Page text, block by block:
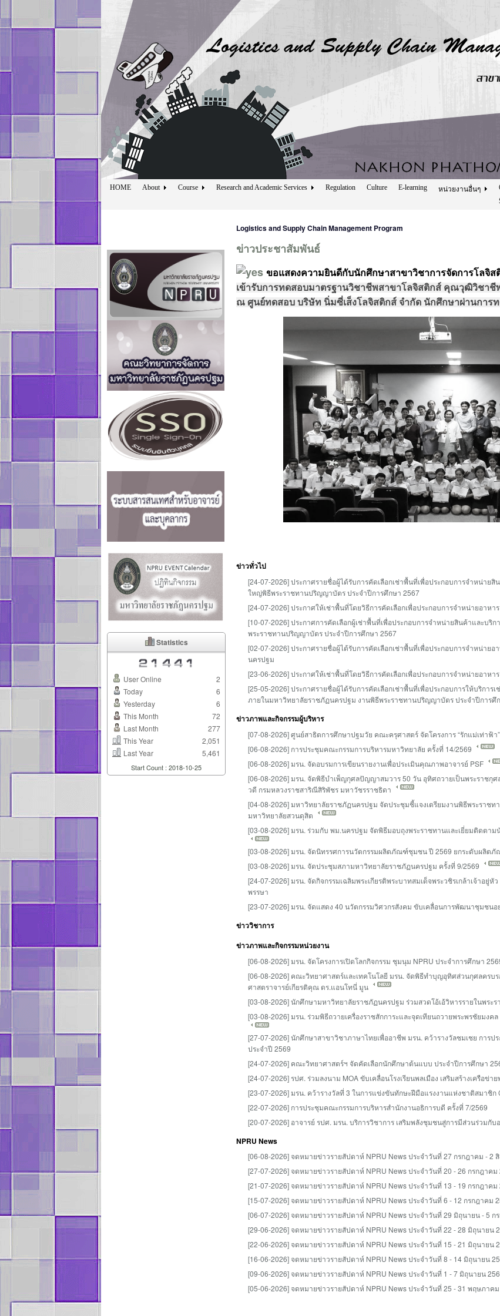
HOME About Course Research and Academic Services Regulation Culture E-learning หน่วยงานอื่นๆ
Statistics
User Online
2
Today
6
Yesterday
6
This Month
72
Last Month
277
This Year
2,051
Last Year
5,461
Start Count : 2018-10-25
Logistics and Supply Chain Management Program
ข่าวประชาสัมพันธ์
ขอแสดงความยินดีกับนักศึกษาสาขาวิชาการจัดการโลจิส
เข้ารับการทดสอบมาตรฐานวิชาชีพสาขาโลจิสติกส์ คุณวุฒิวิชา
ณ ศูนย์ทดสอบ บริษัท นิ่มซี่เส็งโลจิสติกส์ จำกัด นักศึกษาผ่านการ
ข่าวทั่วไป
[24-07-2026] ประกาศรายชื่อผู้ได้รับการคัดเลือกเช่าพื้นที่เพื่อประกอบการจำหน่า
ใหญ่พิธีพระราชทานปริญญาบัตร ประจำปีการศึกษา 2567
[24-07-2026] ประกาศให้เช่าพื้นที่โดยวิธีการคัดเลือกเพื่อประกอบการจำหน่ายอา
[10-07-2026] ประกาศการคัดเลือกผู้เช่าพื้นที่เพื่อประกอบการจำหน่ายสินค้าและบ
พระราชทานปริญญาบัตร ประจำปีการศึกษา 2567
[02-07-2026] ประกาศรายชื่อผู้ได้รับการคัดเลือกเช่าพื้นที่เพื่อประกอบการจำหน่าย
นครปฐม
[23-06-2026] ประกาศให้เช่าพื้นที่โดยวิธีการคัดเลือกเพื่อประกอบการจำหน่ายอา
[25-05-2026] ประกาศรายชื่อผู้ได้รับการคัดเลือกเช่าพื้นที่เพื่อประกอบการให้บริก
ภายในมหาวิทยาลัยราชภัฏนครปฐม งานพิธีพระราชทานปริญญาบัตร ประจำปีการศึ
ข่าวภาพและกิจกรรมผู้บริหาร
[07-08-2026] ศูนย์สาธิตการศึกษาปฐมวัย คณะครุศาสตร์ จัดโครงการ “รักแม่เท่าฟ้
[06-08-2026] การประชุมคณะกรรมการบริหารมหาวิทยาลัย ครั้งที่ 14/2569
[06-08-2026] มรน. จัดอบรมการเขียนรายงานเพื่อประเมินคุณภาพอาจารย์ PSF
[06-08-2026] มรน. จัดพิธีบำเพ็ญกุศลปัญญาสมวาร 50 วัน อุทิศถวายเป็นพระราชกุศ
วดี กรมหลวงราชสาริณีสิริพัชร มหาวัชรราชธิดา
[04-08-2026] มหาวิทยาลัยราชภัฏนครปฐม จัดประชุมชี้แจงเตรียมงานพิธีพระราช
มหาวิทยาลัยสวนดุสิต
[03-08-2026] มรน. ร่วมกับ พม.นครปฐม จัดพิธีมอบถุงพระราชทานและเยี่ยมติดตาม
[03-08-2026] มรน. จัดนิทรรศการนวัตกรรมผลิตภัณฑ์ชุมชน ปี 2569 ยกระดับผลิต
[03-08-2026] มรน. จัดประชุมสภามหาวิทยาลัยราชภัฏนครปฐม ครั้งที่ 9/2569
[24-07-2026] มรน. จัดกิจกรรมเฉลิมพระเกียรติพระบาทสมเด็จพระวชิรเกล้าเจ้าอยู่
พรรษา
[23-07-2026] มรน. จัดแสดง 40 นวัตกรรมวิศวกรสังคม ขับเคลื่อนการพัฒนาชุมชนอ
ข่าววิชาการ
ข่าวภาพและกิจกรรมหน่วยงาน
[06-08-2026] มรน. จัดโครงการเปิดโลกกิจกรรม ชุมนุม NPRU ประจำการศึกษา
[06-08-2026] คณะวิทยาศาสตร์และเทคโนโลยี มรน. จัดพิธีทำบุญอุทิศส่วนกุศลครบ
ศาสตราจารย์เกียรติคุณ ดร.แอนโทนี่ มูน
[03-08-2026] นักศึกษามหาวิทยาลัยราชภัฏนครปฐม ร่วมสวดโอ้เอ้วิหารรายในพระร
[03-08-2026] มรน. ร่วมพิธีถวายเครื่องราชสักการะและจุดเทียนถวายพระพรชัยมงค
[27-07-2026] นักศึกษาสาขาวิชาภาษาไทยเพื่ออาชีพ มรน. คว้ารางวัลชมเชย การ
ประจำปี 2569
[24-07-2026] คณะวิทยาศาสตร์ฯ จัดคัดเลือกนักศึกษาต้นแบบ ประจำปีการศึกษา
[24-07-2026] รปศ. ร่วมลงนาม MOA ขับเคลื่อนโรงเรียนพลเมือง เสริมสร้างเครือข่า
[23-07-2026] มรน. คว้ารางวัลที่ 3 ในการแข่งขันทักษะฝีมือแรงงานแห่งชาติสมาชิก
[22-07-2026] การประชุมคณะกรรมการบริหารสำนักงานอธิการบดี ครั้งที่ 7/2569
[20-07-2026] อาจารย์ รปศ. มรน. บริการวิชาการ เสริมพลังชุมชนสู่การมีส่วนร่วมกั
NPRU News
[06-08-2026] จดหมายข่าวรายสัปดาห์ NPRU News ประจำวันที่ 27 กรกฎาคม - 2
[27-07-2026] จดหมายข่าวรายสัปดาห์ NPRU News ประจำวันที่ 20 - 26 กรกฎาคม
[21-07-2026] จดหมายข่าวรายสัปดาห์ NPRU News ประจำวันที่ 13 - 19 กรกฎาคม
[15-07-2026] จดหมายข่าวรายสัปดาห์ NPRU News ประจำวันที่ 6 - 12 กรกฎาคม
[06-07-2026] จดหมายข่าวรายสัปดาห์ NPRU News ประจำวันที่ 29 มิถุนายน - 5 ก
[29-06-2026] จดหมายข่าวรายสัปดาห์ NPRU News ประจำวันที่ 22 - 28 มิถุนายน
[22-06-2026] จดหมายข่าวรายสัปดาห์ NPRU News ประจำวันที่ 15 - 21 มิถุนายน
[16-06-2026] จดหมายข่าวรายสัปดาห์ NPRU News ประจำวันที่ 8 - 14 มิถุนายน
[09-06-2026] จดหมายข่าวรายสัปดาห์ NPRU News ประจำวันที่ 1 - 7 มิถุนายน
[05-06-2026] จดหมายข่าวรายสัปดาห์ NPRU News ประจำวันที่ 25 - 31 พฤษภาค